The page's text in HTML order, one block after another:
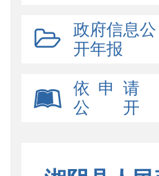
政府信息公
开年报
依 申 请
公 开